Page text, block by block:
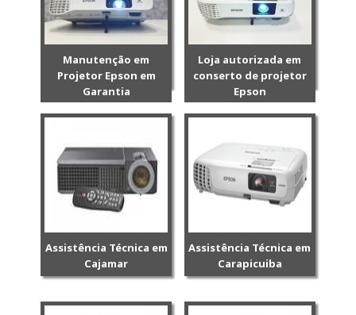
Manutenção em
Projetor Epson em
Garantia
Loja autorizada em
conserto de projetor
Epson
Assistência Técnica em
Cajamar
Assistência Técnica em
Carapicuiba